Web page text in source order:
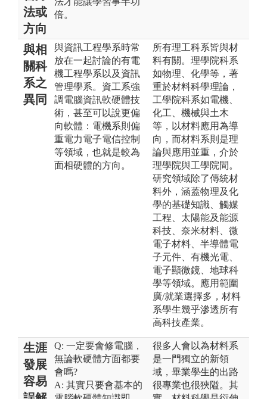
法或
方向
倍。
與相
關科
系之
異同
與資訊工程學系時常
放在一起討論的有電
機工程學系以及資訊
管理學系。資工系強
調電腦資訊軟硬體技
術，甚至可以說更偏
向軟體：電機系則偏
重電力電子電信控制
等領域，也就是較為
面相硬體的方向。
所有理工科系皆與材
料有關。理學院科系
如物理、化學等，著
重於材料科學理論，
工學院科系如電機、
化工、機械與土木
等，以材料應用為導
向，而材料系則是理
論與應用並重，介於
理學院與工學院間。
研究領域除了傳統材
料外，涵蓋物理及化
學的基礎知識、觸媒
工程、太陽能及能源
科技、奈米材料、微
電子材料、半導體電
子元件、有機光電、
電子顯微鏡、地球科
學等領域。應用範圍
廣/就業選擇多，材料
系學生幾乎滲透所有
高科技產業。
生涯
發展
容易
Q: 一定要會修電腦，
無論軟硬體方面都要
會嗎?
A: 其實只要會基本的
很多人會以為材料系
是一門獨立的新領
域，畢業學生的出路
很專業也很狹隘。其